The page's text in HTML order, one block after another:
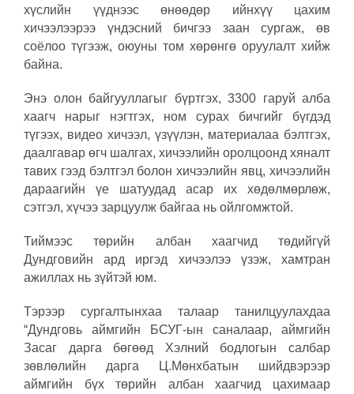
хүслийн үүднээс өнөөдөр ийнхүү цахим
хичээлээрээ үндэсний бичгээ заан сургаж, өв
соёлоо түгээж, оюуны том хөрөнгө оруулалт хийж
байна.
Энэ олон байгууллагыг бүртгэх, 3300 гаруй алба
хаагч нарыг нэгтгэх, ном сурах бичгийг бүгдэд
түгээх, видео хичээл, үзүүлэн, материалаа бэлтгэх,
даалгавар өгч шалгах, хичээлийн оролцоонд хяналт
тавих гээд бэлтгэл болон хичээлийн явц, хичээлийн
дараагийн үе шатуудад асар их хөдөлмөрлөж,
сэтгэл, хүчээ зарцуулж байгаа нь ойлгомжтой.
Тиймээс төрийн албан хаагчид төдийгүй
Дундговийн ард иргэд хичээлээ үзэж, хамтран
ажиллах нь зүйтэй юм.
Тэрээр сургалтынхаа талаар танилцуулахдаа
“Дундговь аймгийн БСУГ-ын саналаар, аймгийн
Засаг дарга бөгөөд Хэлний бодлогын салбар
зөвлөлийн дарга Ц.Мөнхбатын шийдвэрээр
аймгийн бүх төрийн албан хаагчид цахимаар